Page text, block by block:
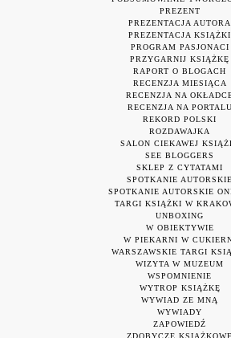
PREZENT
PREZENTACJA AUTORA
PREZENTACJA KSIĄŻKI
PROGRAM PASJONACI
PRZYGARNIJ KSIĄŻKĘ
RAPORT O BLOGACH
RECENZJA MIESIĄCA
RECENZJA NA
RECENZJA NA PORTALU
REKORD POLSKI
ROZDAWAJKA
SALON CIEKAWEJ
SEE BLOGGERS
SKLEP Z CYTATAMI
SPOTKANIE AUTORSKIE
SPOTKANIE AUTORSKIE
TARGI KSIĄŻKI W
UNBOXING
W OBIEKTYWIE
W PIEKARNI W
WARSZAWSKIE TARGI
WIZYTA W MUZEUM
WSPOMNIENIE
WYTROP KSIĄŻKĘ
WYWIAD ZE MNĄ
WYWIADY
ZAPOWIEDŹ